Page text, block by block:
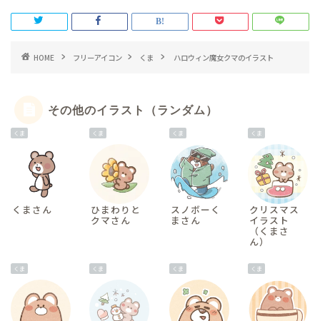
HOME フリーアイコン くま ハロウィン魔女クマのイラスト
その他のイラスト（ランダム）
くま
くまさん
くま
ひまわりと
クマさん
くま
スノボーく
まさん
くま
クリスマス
イラスト
（くまさ
ん）
くま くま くま くま